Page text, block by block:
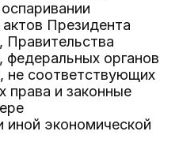
Президента
Правительства
органов
не соответствующих
права и законные
иной экономической